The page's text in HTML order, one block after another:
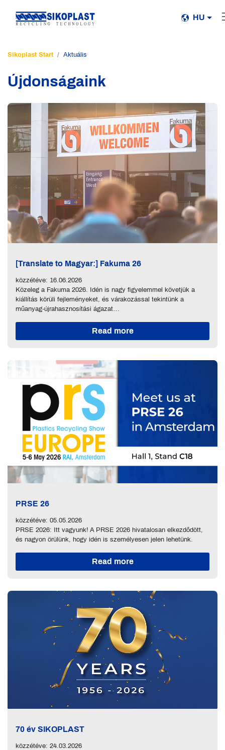
HU
Sikoplast Start Aktuális
Újdonságaink
[Translate to Magyar:] Fakuma 26
közzétéve: 16.06.2026
Közeleg a Fakuma 2026. Idén is nagy figyelemmel követjük a
kiállítás körüli fejleményeket, és várakozással tekintünk a
műanyag-újrahasznosítási ágazat…
Read more
PRSE 26
közzétéve: 05.05.2026
PRSE 2026: Itt vagyunk! A PRSE 2026 hivatalosan elkezdődött,
és nagyon örülünk, hogy idén is személyesen jelen lehetünk.
Read more
70 év SIKOPLAST
közzétéve: 24.03.2026